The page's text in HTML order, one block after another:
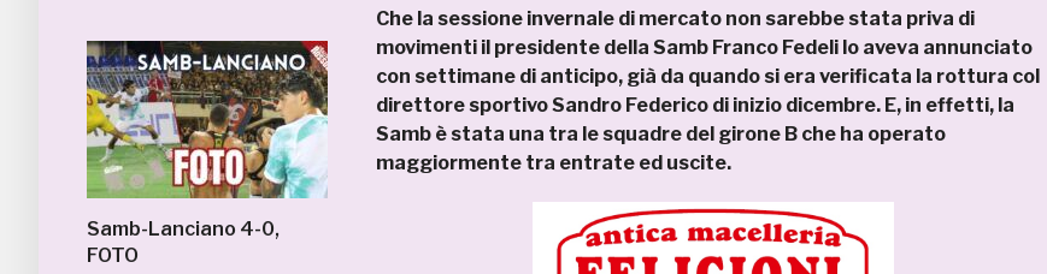
Samb-Lanciano 4-0,
FOTO
Che la sessione invernale di mercato non sarebbe stata priva di
movimenti il presidente della Samb Franco Fedeli lo aveva annunciato
con settimane di anticipo, già da quando si era verificata la rottura col
direttore sportivo Sandro Federico di inizio dicembre. E, in effetti, la
Samb è stata una tra le squadre del girone B che ha operato
maggiormente tra entrate ed uscite.